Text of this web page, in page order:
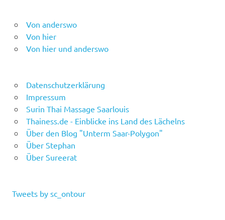
Von anderswo
Von hier
Von hier und anderswo
Datenschutzerklärung
Impressum
Surin Thai Massage Saarlouis
Thainess.de - Einblicke ins Land des Lächelns
Über den Blog "Unterm Saar-Polygon"
Über Stephan
Über Sureerat
Tweets by sc_ontour